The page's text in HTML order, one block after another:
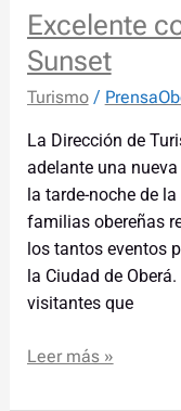
Excelente
Sunset
Turismo/
La Dirección de
adelante una
la tarde-noche de
familias obereñas
los tantos eventos
la Ciudad de
visitantes que
Leer más »